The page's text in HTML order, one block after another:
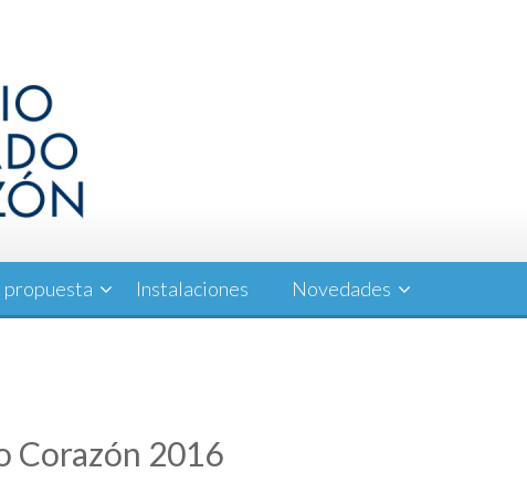
propuesta Instalaciones Novedades
Corazón 2016